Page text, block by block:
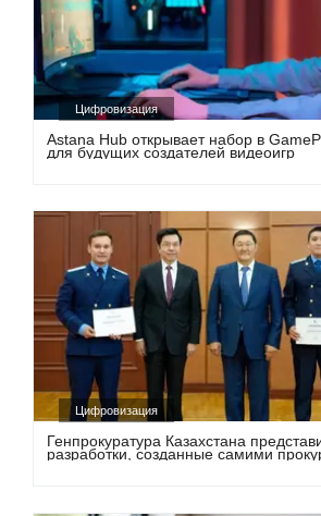
Цифровизация
Astana Hub открывает набор в
для будущих создателей видеоигр
Цифровизация
Генпрокуратура Казахстана
разработки, созданные самими